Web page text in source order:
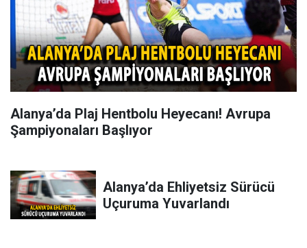
Alanya’da Plaj Hentbolu Heyecanı! Avrupa
Şampiyonaları Başlıyor
Alanya’da Ehliyetsiz Sürücü
Uçuruma Yuvarlandı